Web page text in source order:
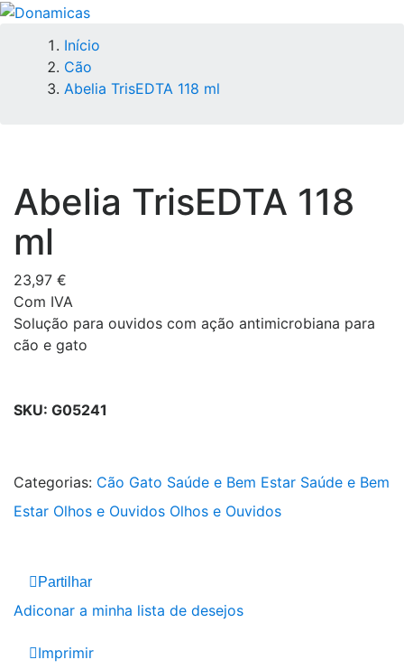
Início
Cão
Abelia TrisEDTA 118 ml
Abelia TrisEDTA 118
ml
23,97 €
Com IVA
Solução para ouvidos com ação antimicrobiana para
cão e gato
SKU: G05241
Categorias: Cão Gato Saúde e Bem Estar Saúde e Bem
Estar Olhos e Ouvidos Olhos e Ouvidos
Partilhar
Adiconar a minha lista de desejos
Imprimir